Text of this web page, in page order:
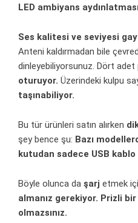
LED ambiyans aydınlatması
Ses kalitesi ve seviyesi
Anteni kaldırmadan bile
dinleyebiliyorsunuz. Dört adet
oturuyor. Üzerindeki kulpu
taşınabiliyor.
Bu tür ürünleri satın alırken
şey bence şu: Bazı
kutudan sadece USB kablo
Böyle olunca da şarj etmek
almanız gerekiyor. Prizli bir
olmazsınız.